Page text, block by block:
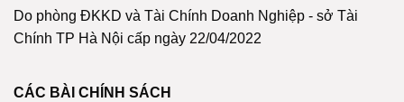
Do phòng ĐKKD và Tài Chính Doanh Nghiệp - sở Tài
Chính TP Hà Nội cấp ngày 22/04/2022
CÁC BÀI CHÍNH SÁCH